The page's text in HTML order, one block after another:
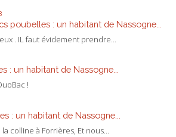
poubelles : un habitant de Nassogne...
. IL faut évidement prendre...
: un habitant de Nassogne...
!
: un habitant de Nassogne...
colline à Forrières, Et nous...